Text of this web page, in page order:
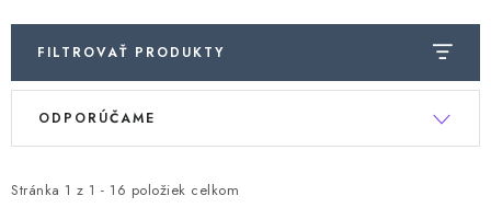
FILTROVAŤ PRODUKTY
ý
i
Stránka 1 z 1 - 16 položiek celkom
R
e
ODPORÚČAME